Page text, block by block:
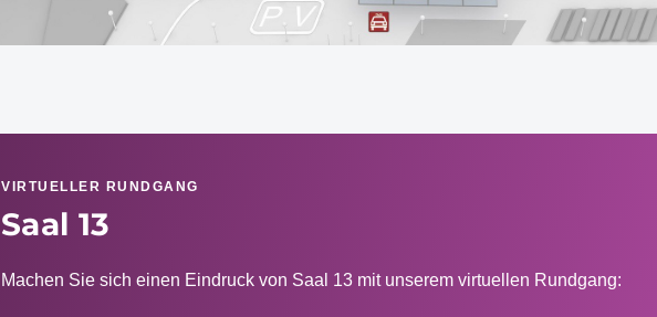
VIRTUELLER RUNDGANG
Saal 13
Machen Sie sich einen Eindruck von Saal 13 mit unserem virtuellen Rundgang: